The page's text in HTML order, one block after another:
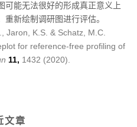
可能无法很好的形成真正意义上
新绘制调研图进行评估。
Jaron, K.S. & Schatz, M.C.
for reference-free profiling of
11, 1432 (2020).
文章